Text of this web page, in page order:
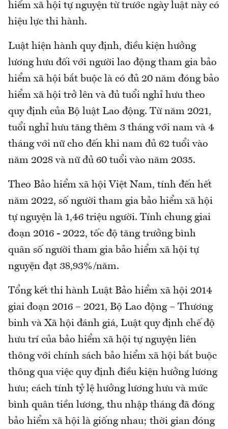
hiểm xã hội tự nguyện từ trước ngày luật này có
hiệu lực thi hành.
Luật hiện hành quy định, điều kiện hưởng
lương hưu đối với người lao động tham gia bảo
hiểm xã hội bắt buộc là có đủ 20 năm đóng bảo
hiểm xã hội trở lên và đủ tuổi nghỉ hưu theo
quy định của Bộ luật Lao động. Từ năm 2021,
tuổi nghỉ hưu tăng thêm 3 tháng với nam và 4
tháng với nữ cho đến khi nam đủ 62 tuổi vào
năm 2028 và nữ đủ 60 tuổi vào năm 2035.
Theo Bảo hiểm xã hội Việt Nam, tính đến hết
năm 2022, số người tham gia bảo hiểm xã hội
tự nguyện là 1,46 triệu người. Tính chung giai
đoạn 2016 - 2022, tốc độ tăng trưởng bình
quân số người tham gia bảo hiểm xã hội tự
nguyện đạt 38,93%/năm.
Tổng kết thi hành Luật Bảo hiểm xã hội 2014
giai đoạn 2016 – 2021, Bộ Lao động – Thương
binh và Xã hội đánh giá, Luật quy định chế độ
hưu trí của bảo hiểm xã hội tự nguyện liên
thông với chính sách bảo hiểm xã hội bắt buộc
thông qua việc quy định điều kiện hưởng lương
hưu; cách tính tỷ lệ hưởng lương hưu và mức
bình quân tiền lương, thu nhập tháng đã đóng
bảo hiểm xã hội là giống nhau; thời gian đóng